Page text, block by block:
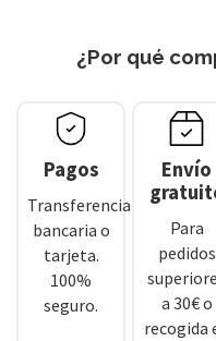
¿Por qué
Pagos
Transferencia
bancaria o
tarjeta.
100%
seguro.
Envío
Para
pedidos
a 30€ o
recogida